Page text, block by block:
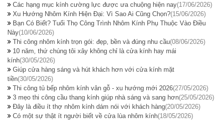
Các hạng mục kính cường lực được ưa chuộng hiện nay(17/06/2026)
Xu Hướng Nhôm Kính Hiện Đại: Vì Sao Ai Cũng Chọn?(15/06/2026)
Bạn Có Biết? Tuổi Thọ Công Trình Nhôm Kính Phụ Thuộc Vào Điều
Này(10/06/2026)
Thi công nhôm kính trọn gói: đẹp, bền và đúng nhu cầu(08/06/2026)
10 năm, thứ chúng tôi xây không chỉ là cửa kính hay mái
kính(30/05/2026)
Giúp cửa hàng sáng và hút khách hơn với cửa kính mặt
tiền(30/05/2026)
Thi công tủ bếp nhôm kính vân gỗ - xu hướng mới 2026(27/05/2026)
3 mẹo thi công cầu thang kính giúp nhà sáng và sang hơn(25/05/2026)
Đây là điều ít thợ nhôm kính dám nói với khách hàng(20/05/2026)
Có một sự thật ít người biết về cửa lùa nhôm kính(18/05/2026)